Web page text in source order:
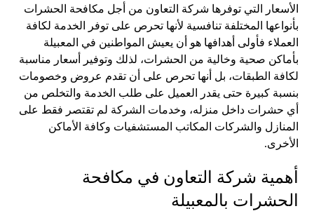
الأسعار التي توفرها شركة التعاون من أجل مكافحة الحشرات
بأنواعها المختلفة تنافسية لأنها تحرص على توفر الخدمة لكافة
العملاء فأولى أهدافها هو أن يعيش المواطنين في المعبيلة
بأماكن صحية وخالية من الحشرات، لذلك وتوفير أسعار مناسبة
لكافة الطبقات، بل أنها تحرص على أن تقدم عروض وخصومات
بنسبة كبيرة حتى يقدر العميل على طلب الخدمة والتخلص من
أي حشرات داخل منزله، وخدمات الشركة لم تقتصر فقط على
المنازل والشركات المكاتب المستشفيات وكافة الأماكن
الأخرى.
أهمية شركة التعاون في مكافحة
الحشرات بالمعبيلة